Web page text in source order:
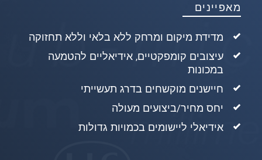
מאפיינים
מדידת מיקום ומרחק ללא בלאי וללא תחזוקה
עיצובים קומפקטיים, אידיאליים להטמעה
במכונות
חיישנים מוקשחים בדרג תעשייתי
יחס מחיר/ביצועים מעולה
אידיאלי ליישומים בכמויות גדולות